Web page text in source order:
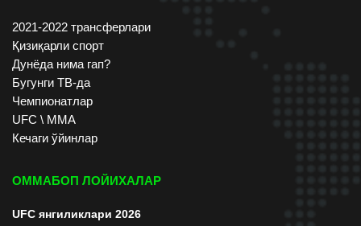
2021-2022 трансферлари
Қизиқарли спорт
Дунёда нима гап?
Бугунги ТВ-да
Чемпионатлар
UFC \ ММА
Кечаги ўйинлар
ОММАБОП ЛОЙИХАЛАР
UFC янгиликлари 2026